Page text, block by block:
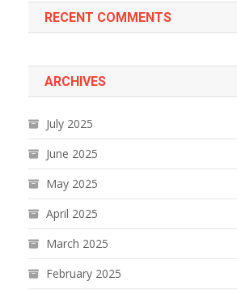
RECENT COMMENTS
ARCHIVES
July 2025
June 2025
May 2025
April 2025
March 2025
February 2025